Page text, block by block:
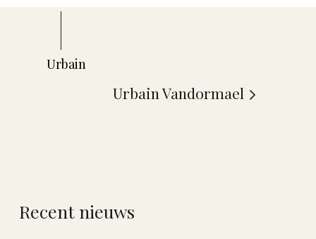
Urbain Vandormael
Recent nieuws